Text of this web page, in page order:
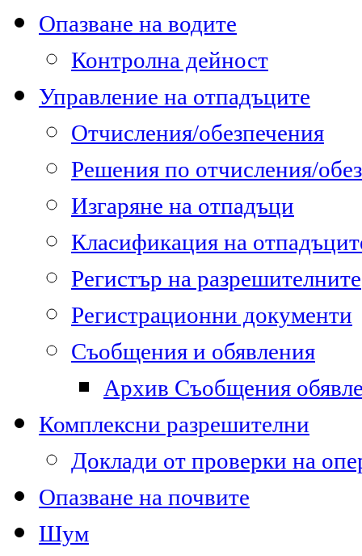
Опазване на водите
Контролна дейност
Управление на отпадъците
Отчисления/обезпечения
Решения по отчисления/
Изгаряне на отпадъци
Класификация на
Регистър на разрешителните
Регистрационни документи
Съобщения и обявления
Архив Съобщения
Комплексни разрешителни
Доклади от проверки на
Опазване на почвите
Шум